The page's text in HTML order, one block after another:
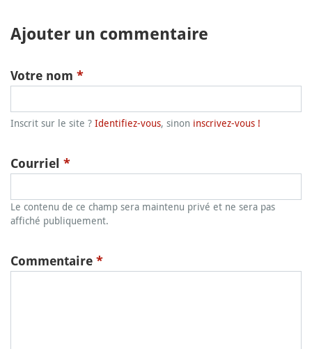
Ajouter un commentaire
Votre nom *
Inscrit sur le site ? Identifiez-vous, sinon inscrivez-vous !
Courriel *
Le contenu de ce champ sera maintenu privé et ne sera pas
affiché publiquement.
Commentaire *